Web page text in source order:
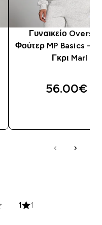
Γυναικείο
Φούτερ MP Basics -
Γκρι Marl
56.00€‎
1 1